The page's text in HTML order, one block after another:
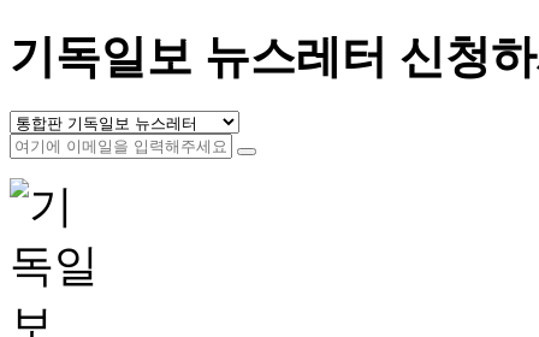
기독일보 뉴스레터 신청